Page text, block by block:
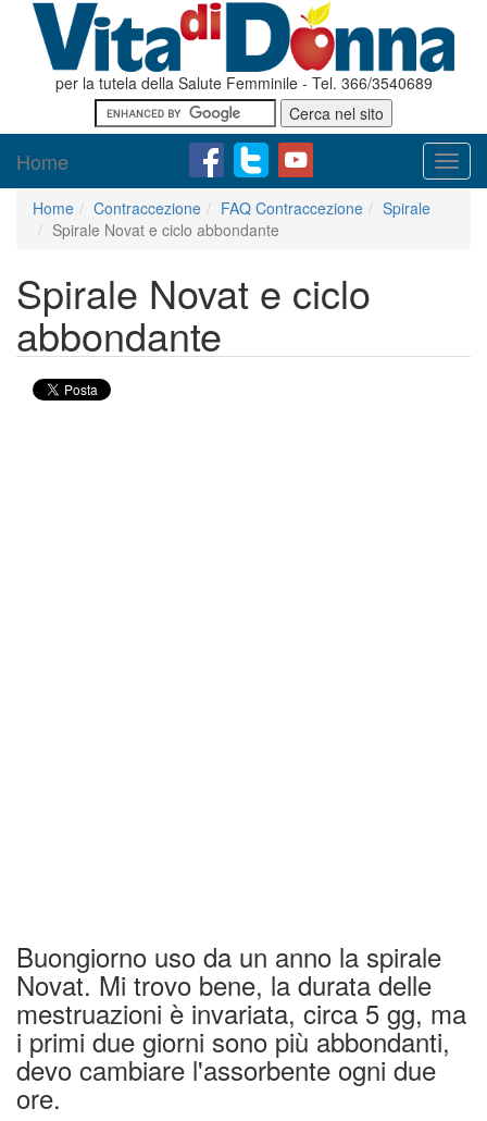
per la tutela della Salute Femminile - Tel. 366/3540689
Home
Home Contraccezione FAQ Contraccezione
Spirale
Spirale Novat e ciclo abbondante
Spirale Novat e ciclo
abbondante
Buongiorno uso da un anno la spirale
Novat. Mi trovo bene, la durata delle
mestruazioni è invariata, circa 5 gg, ma
i primi due giorni sono più abbondanti,
devo cambiare l'assorbente ogni due
ore.